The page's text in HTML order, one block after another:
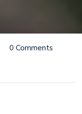
0 Comments